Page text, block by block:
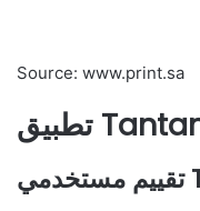
Source: www.print.sa